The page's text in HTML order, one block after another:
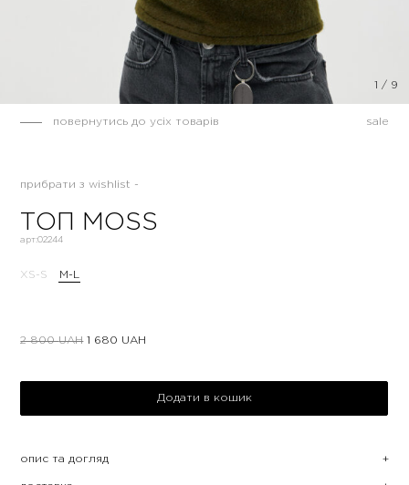
/ 9
повернутись до усіх товарів sale
прибрати з wishlist -
ТОП MOSS
арт:02244
XS-S M-L
2 800UAH 1 680 UAH
Додати в кошик
опис та догляд